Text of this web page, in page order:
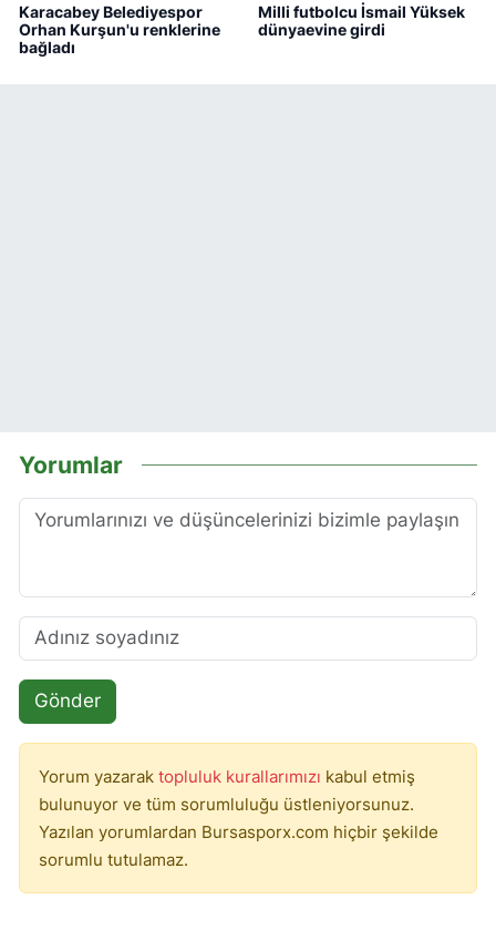
Karacabey Belediyespor
Orhan Kurşun'u renklerine
bağladı
Milli futbolcu İsmail Yüksek
dünyaevine girdi
Yorumlar
Gönder
Yorum yazarak topluluk kurallarımızı kabul etmiş
bulunuyor ve tüm sorumluluğu üstleniyorsunuz.
Yazılan yorumlardan Bursasporx.com hiçbir şekilde
sorumlu tutulamaz.